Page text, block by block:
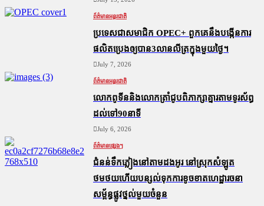
ព័ត៌មានអន្តរជាតិ
ប្រទេសជាសមាជិក OPEC+​ ពួកគេនឹងបង្កើនការ
ផលិតប្រេងឲ្យបាន3លានលីត្រក្នុងមួយថ្ងៃ។
July 7, 2026
ព័ត៌មានអន្តរជាតិ
លោកពូទីននិងលោកត្រាំជូបពិភាក្សាគ្នារតាមទូរស័ព្ធ
ដល់ទៅ90នាទី
July 6, 2026
ព័ត៌មានផ្សេងៗ
ជំនន់​ទឹកភ្លៀង​នៅ​តាម​ដងអូរ​ នៅ​ស្រុក​សំឡូត​
ថមថយ​ហើយ​បន្សល់​ទុក​ការ​ខូចខាត​ហេដ្ឋារចនា
សម្ព័ន្ធ​ផ្លូវថ្នល់​មួយ​ចំនួន